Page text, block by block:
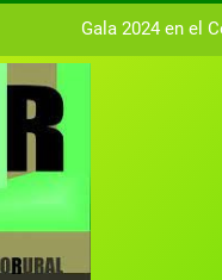
Gala 2024 en el
Francisco Nieva de
Gala 2024 en el